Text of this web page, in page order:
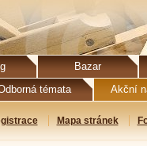
Bazar
témata Akční
Mapa stránek